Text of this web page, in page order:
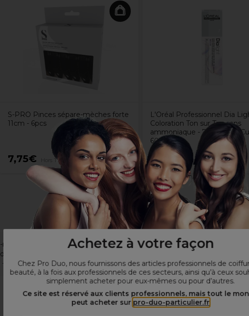
Achetez à votre façon
Chez Pro Duo, nous fournissons des articles professionnels de
beauté, à la fois aux professionnels de ces secteurs, ainsi qu’à ceux
simplement acheter pour eux-mêmes ou pour d’autres.
Ce site est réservé aux clients professionnels, mais tout le
peut acheter sur pro-duo-particulier.fr
S-PRO Pinces sépare-mèches forte
11cm - 6pcs
7,75€ Hors TVA
L'Oréal Professionnel Dia
Coloration Ton sur Ton sans
ammoniaque - 7.40 Blond
60ml
11,20€ Hors TVA
pour cheveux épais
grandes sections de cheveux pendant la coupe et le coiffage
2 x 11 cm